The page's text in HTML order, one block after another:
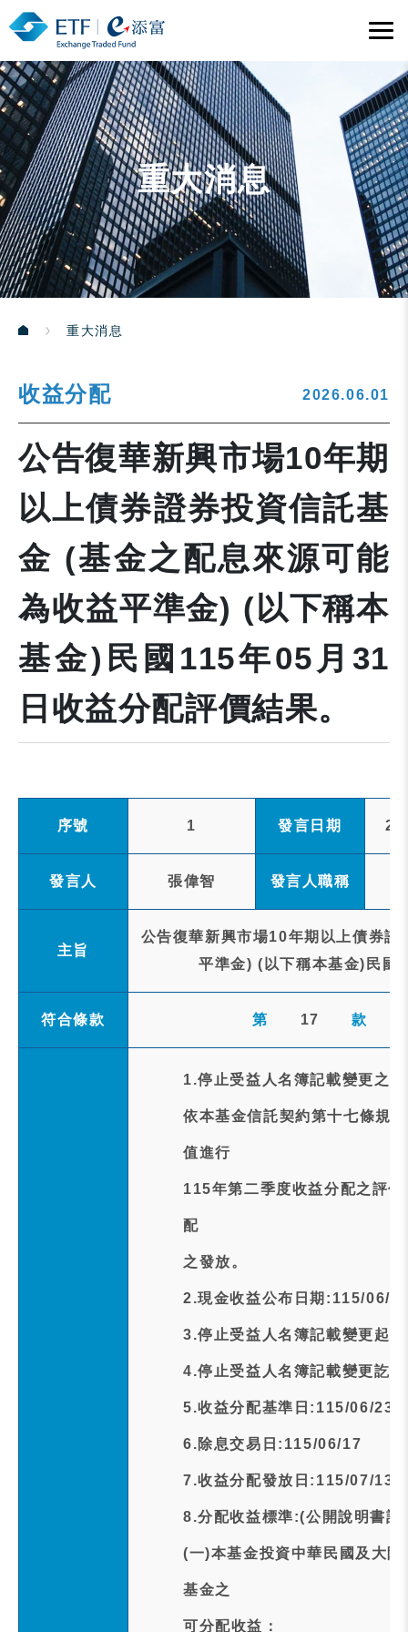
重大消息
重大消息
收益分配 2026.06.01
公告復華新興市場10年期
以上債券證券投資信託基
金 (基金之配息來源可能
為收益平準金) (以下稱本
基金)民國115年05月31
日收益分配評價結果。
序號 1 發言日期
發言人 張偉智 發言人職稱
主旨
公告復華新興市場10年期以上債券
平準金) (以下稱本基金)民國
符合條款 第 17 款
1.停止受益人名簿記載變更之
依本基金信託契約第十七條規
值進行
115年第二季度收益分配之評
配
之發放。
2.現金收益公布日期:115/06/
3.停止受益人名簿記載變更起
4.停止受益人名簿記載變更訖
5.收益分配基準日:115/06/23
6.除息交易日:115/06/17
7.收益分配發放日:115/07/13
8.分配收益標準:(公開說明書記
(一)本基金投資中華民國及大
基金之
可分配收益：